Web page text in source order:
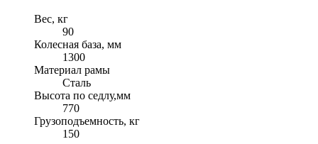
Вес, кг
90
Колесная база, мм
1300
Материал рамы
Сталь
Высота по седлу,мм
770
Грузоподъемность, кг
150